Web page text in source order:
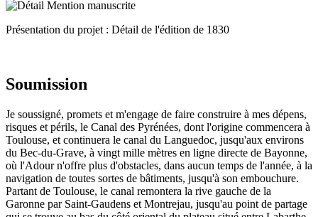
Présentation du projet : Détail de l'édition de 1830
Soumission
Je soussigné, promets et m'engage de faire construire à mes dépens,
risques et périls, le Canal des Pyrénées, dont l'origine commencera à
Toulouse, et continuera le canal du Languedoc, jusqu'aux environs
du Bec-du-Grave, à vingt mille mètres en ligne directe de Bayonne,
où l'Adour n'offre plus d'obstacles, dans aucun temps de l'année, à la
navigation de toutes sortes de bâtiments, jusqu'à son embouchure.
Partant de Toulouse, le canal remontera la rive gauche de la
Garonne par Saint-Gaudens et Montrejau, jusqu'au point de partage